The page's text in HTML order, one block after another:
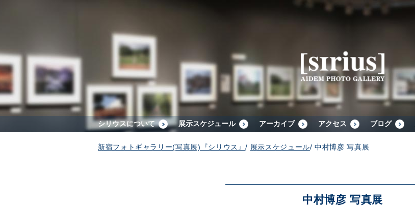
シリウスについて 展示スケジュール アーカイブ アクセス ブログ
新宿フォトギャラリー(写真展)『シリウス』/ 展示スケジュール/中村博彦 写真展
中村博彦 写真展
展示スケジュール
アーカイブ